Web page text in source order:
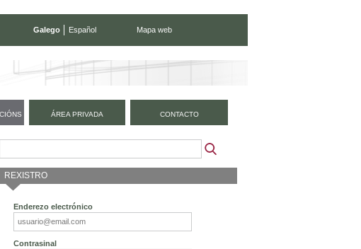
Galego Español Mapa web
ÁREA PRIVADA CONTACTO
REXISTRO
Enderezo electrónico
Contrasinal